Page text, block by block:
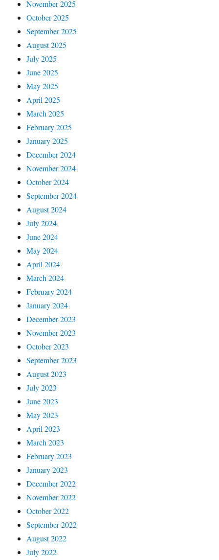
November 2025
October 2025
September 2025
August 2025
July 2025
June 2025
May 2025
April 2025
March 2025
February 2025
January 2025
December 2024
November 2024
October 2024
September 2024
August 2024
July 2024
June 2024
May 2024
April 2024
March 2024
February 2024
January 2024
December 2023
November 2023
October 2023
September 2023
August 2023
July 2023
June 2023
May 2023
April 2023
March 2023
February 2023
January 2023
December 2022
November 2022
October 2022
September 2022
August 2022
July 2022